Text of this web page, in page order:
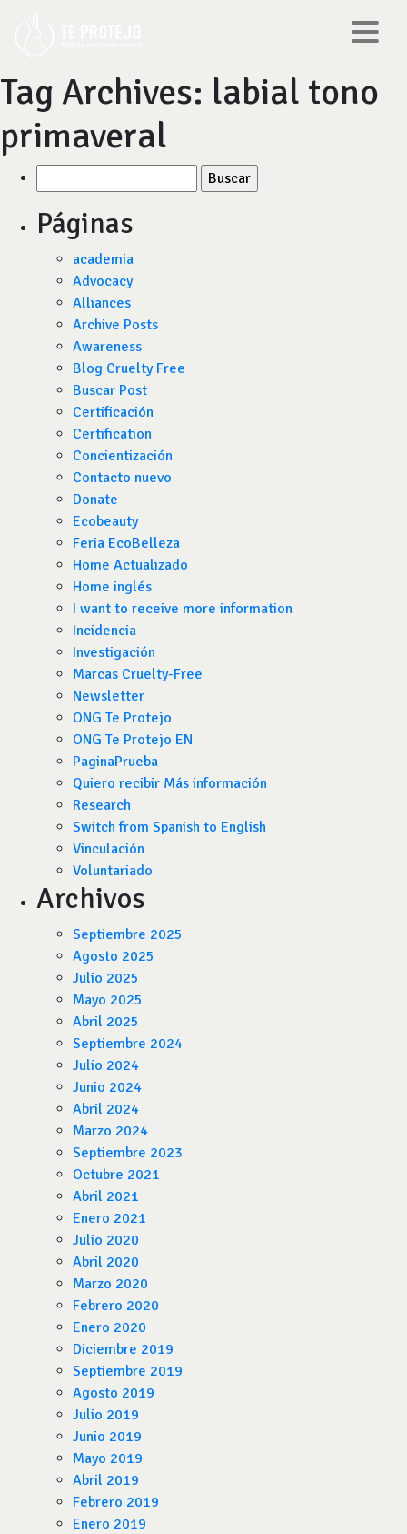
Tag Archives: labial tono
primaveral
por:
Páginas
academia
Advocacy
Alliances
Archive Posts
Awareness
Blog Cruelty Free
Buscar Post
Certificación
Certification
Concientización
Contacto nuevo
Donate
Ecobeauty
Feria EcoBelleza
Home Actualizado
Home inglés
I want to receive more information
Incidencia
Investigación
Marcas Cruelty-Free
Newsletter
ONG Te Protejo
ONG Te Protejo EN
PaginaPrueba
Quiero recibir Más información
Research
Switch from Spanish to English
Vinculación
Voluntariado
Archivos
Septiembre 2025
Agosto 2025
Julio 2025
Mayo 2025
Abril 2025
Septiembre 2024
Julio 2024
Junio 2024
Abril 2024
Marzo 2024
Septiembre 2023
Octubre 2021
Abril 2021
Enero 2021
Julio 2020
Abril 2020
Marzo 2020
Febrero 2020
Enero 2020
Diciembre 2019
Septiembre 2019
Agosto 2019
Julio 2019
Junio 2019
Mayo 2019
Abril 2019
Febrero 2019
Enero 2019